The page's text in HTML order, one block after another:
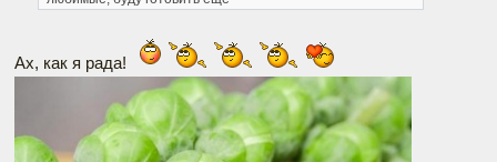
Ах, как я рада!